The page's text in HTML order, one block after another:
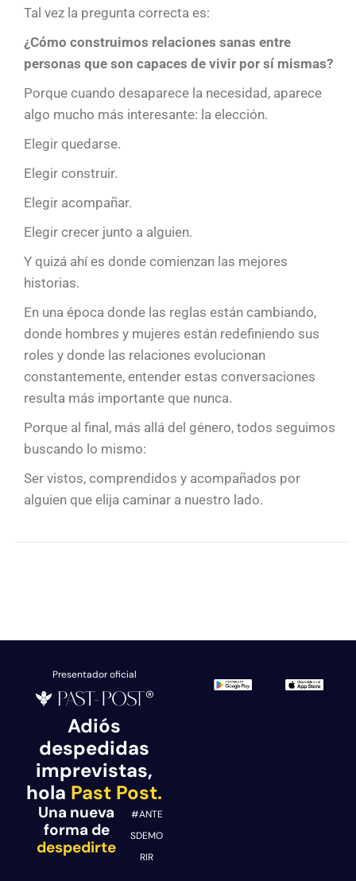
Tal vez la pregunta correcta es:
¿Cómo construimos relaciones sanas entre
personas que son capaces de vivir por sí mismas?
Porque cuando desaparece la necesidad, aparece
algo mucho más interesante: la elección.
Elegir quedarse.
Elegir construir.
Elegir acompañar.
Elegir crecer junto a alguien.
Y quizá ahí es donde comienzan las mejores
historias.
En una época donde las reglas están cambiando,
donde hombres y mujeres están redefiniendo sus
roles y donde las relaciones evolucionan
constantemente, entender estas conversaciones
resulta más importante que nunca.
Porque al final, más allá del género, todos seguimos
buscando lo mismo:
Ser vistos, comprendidos y acompañados por
alguien que elija caminar a nuestro lado.
Presentador oficial
Adiós
despedidas
imprevistas,
hola Past Post.
Una nueva
forma de
despedirte
#ANTE
SDEMO
RIR